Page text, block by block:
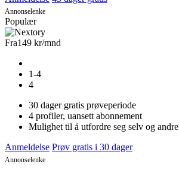
Annonselenke
Populær
Fra149 kr/mnd
1-4
4
30 dager gratis prøveperiode
4 profiler, uansett abonnement
Mulighet til å utfordre seg selv og andre
Anmeldelse Prøv gratis i 30 dager
Annonselenke